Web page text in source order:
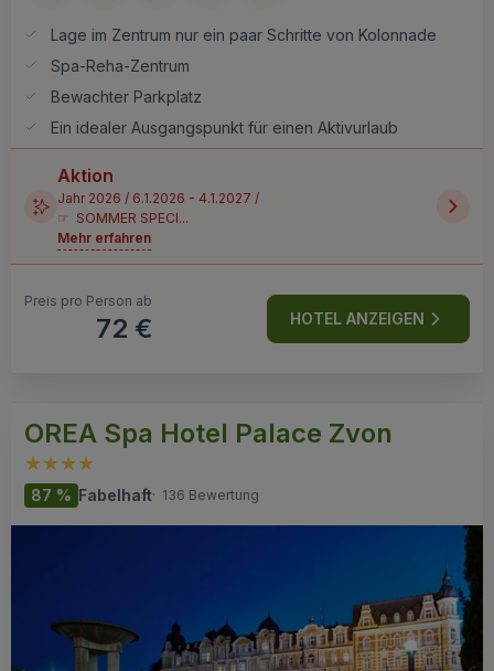
Lage im Zentrum nur ein paar Schritte von Kolonnade
Spa-Reha-Zentrum
Bewachter Parkplatz
Ein idealer Ausgangspunkt für einen Aktivurlaub
Aktion
Jahr 2026 / 6.1.2026 - 4.1.2027 /
☞ SOMMER SPECI...
Mehr erfahren
Preis pro Person ab
72 € HOTEL ANZEIGEN
OREA Spa Hotel Palace Zvon
87 % Fabelhaft· 136 Bewertung